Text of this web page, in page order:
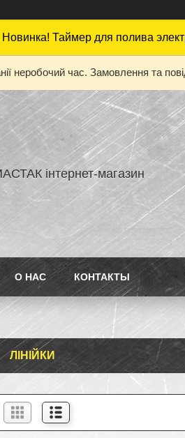
Новинка! Таймер для полива
неробочий час. Замовлення та
інтернет-магазин
О НАС КОНТАКТЫ
ЛІНІЙКИ